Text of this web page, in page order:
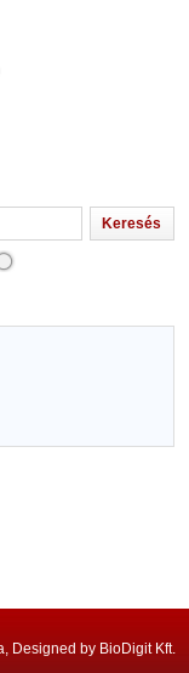
Designed by BioDigit Kft.